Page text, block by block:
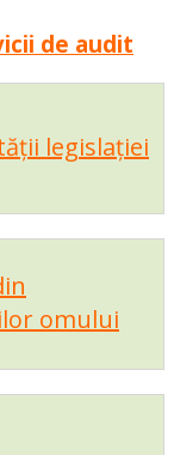
de audit
legislației
omului